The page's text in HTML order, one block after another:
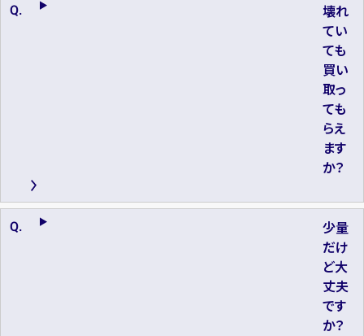
壊れ
てい
ても
買い
取っ
ても
らえ
ます
か？
少量
だけ
ど大
丈夫
です
か？